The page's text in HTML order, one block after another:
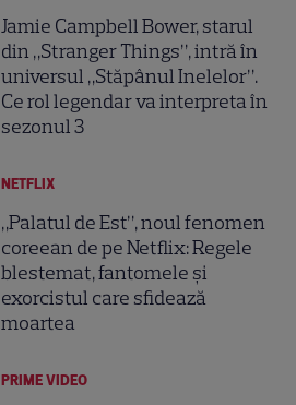
Jamie Campbell Bower, starul
din „Stranger Things”, intră în
universul „Stăpânul Inelelor”.
Ce rol legendar va interpreta în
sezonul 3
NETFLIX
„Palatul de Est”, noul fenomen
coreean de pe Netflix: Regele
blestemat, fantomele și
exorcistul care sfidează
moartea
PRIME VIDEO